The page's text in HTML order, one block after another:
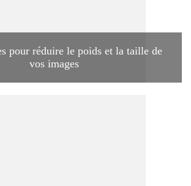
pour réduire le poids et la taille de
vos images